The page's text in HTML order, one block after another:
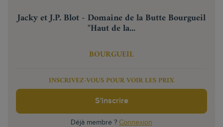
Jacky et J.P. Blot - Domaine de la Butte Bourgueil
"Haut de la...
BOURGUEIL
INSCRIVEZ-VOUS POUR VOIR LES PRIX
S'inscrire
Déjà membre ? Connexion